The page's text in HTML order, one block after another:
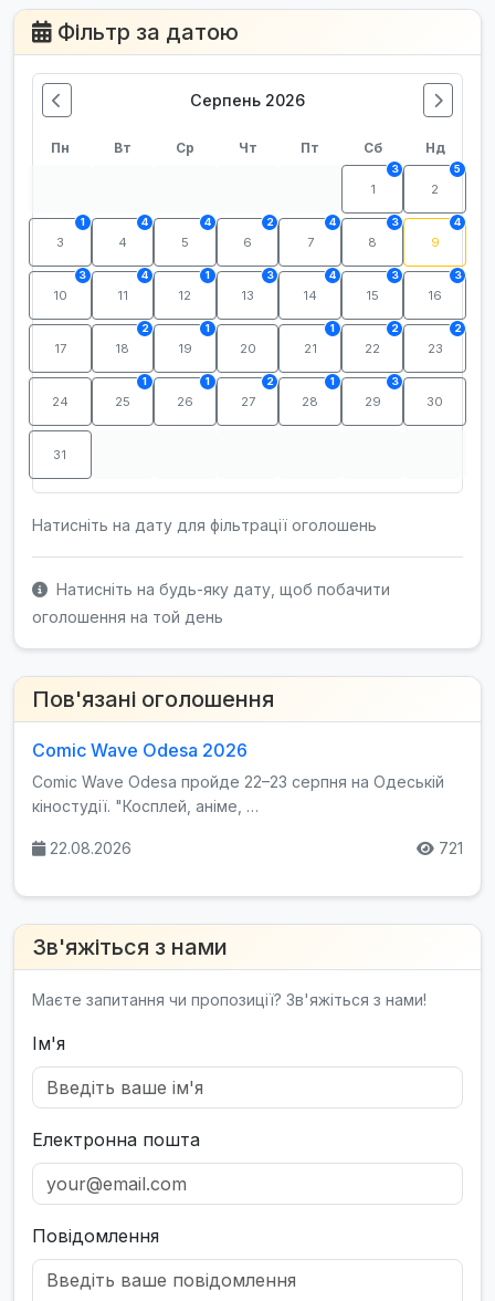
Фільтр за датою
Серпень 2026
Пн Вт Ср Чт Пт Сб Нд
1
3
2
5
3
1
4
4
5
4
6
2
7
4
8
3
9
4
10
3
11
4
12
1
13
3
14
4
15
3
16
3
17 18
2
19
1
20 21
1
22
2
23
2
24 25
1
26
1
27
2
28
1
29
3
30
31
Натисніть на дату для фільтрації оголошень
Натисніть на будь-яку дату, щоб побачити
оголошення на той день
Пов'язані оголошення
Comic Wave Odesa 2026
Comic Wave Odesa пройде 22–23 серпня на Одеській
кіностудії. "Косплей, аніме, …
22.08.2026 721
Зв'яжіться з нами
Маєте запитання чи пропозиції? Зв'яжіться з нами!
Ім'я
Електронна пошта
Повідомлення